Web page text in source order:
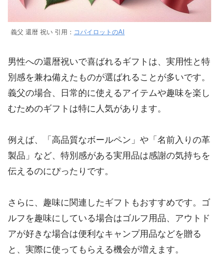
義父 還暦 祝い 引用： コパイロットのAI
男性への還暦祝いで喜ばれるギフトは、実用性と特
別感を兼ね備えたものが選ばれることが多いです。
義父の場合、日常的に使えるアイテムや趣味を楽し
むためのギフトは特に人気があります。
例えば、「高品質なボールペン」や「名前入りの革
製品」など、特別感がある実用品は感謝の気持ちを
伝えるのにぴったりです。
さらに、趣味に関連したギフトもおすすめです。ゴ
ルフを趣味にしている場合はゴルフ用品、アウトド
アが好きな場合は便利なキャンプ用品などを贈る
と、実際に使ってもらえる機会が増えます。